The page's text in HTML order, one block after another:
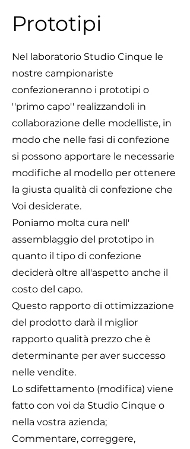
Prototipi
Nel laboratorio Studio Cinque le
nostre campionariste
confezioneranno i prototipi o
''primo capo'' realizzandoli in
collaborazione delle modelliste, in
modo che nelle fasi di confezione
si possono apportare le necessarie
modifiche al modello per ottenere
la giusta qualità di confezione che
Voi desiderate.
Poniamo molta cura nell'
assemblaggio del prototipo in
quanto il tipo di confezione
deciderà oltre all'aspetto anche il
costo del capo.
Questo rapporto di ottimizzazione
del prodotto darà il miglior
rapporto qualità prezzo che è
determinante per aver successo
nelle vendite.
Lo sdifettamento (modifica) viene
fatto con voi da Studio Cinque o
nella vostra azienda;
Commentare, correggere,